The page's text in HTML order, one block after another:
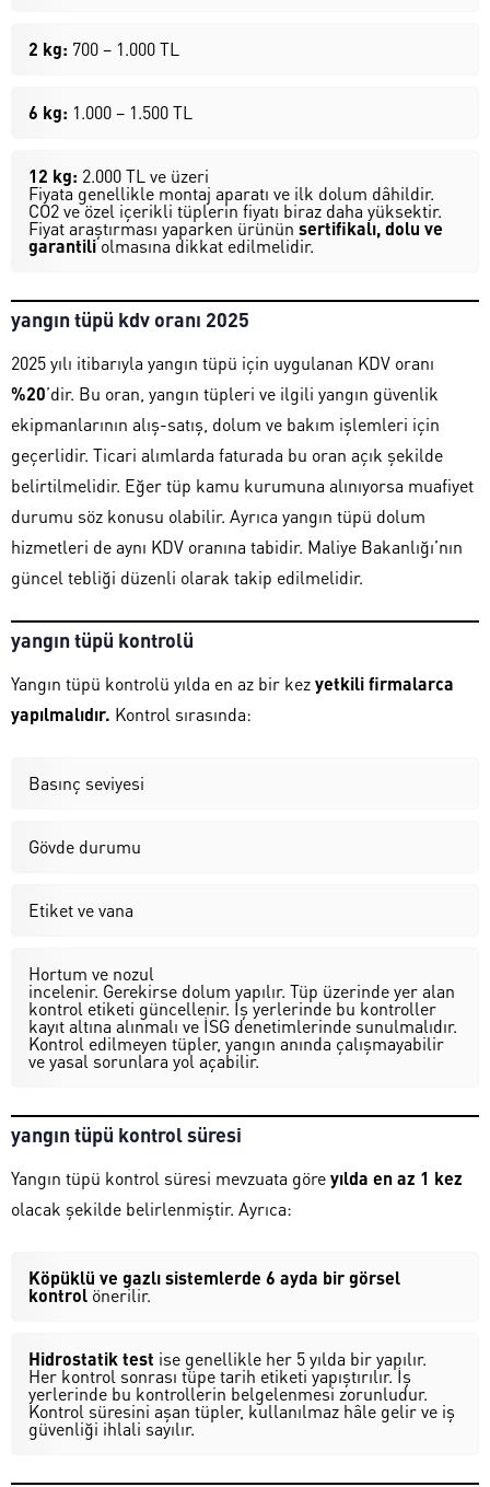
2 kg: 700 – 1.000 TL
6 kg: 1.000 – 1.500 TL
12 kg: 2.000 TL ve üzeri
Fiyata genellikle montaj aparatı ve ilk dolum dâhildir.
CO2 ve özel içerikli tüplerin fiyatı biraz daha yüksektir.
Fiyat araştırması yaparken ürünün sertifikalı, dolu ve
garantiliolmasına dikkat edilmelidir.
yangın tüpü kdv oranı 2025
2025 yılı itibarıyla yangın tüpü için uygulanan KDV oranı
%20’dir. Bu oran, yangın tüpleri ve ilgili yangın güvenlik
ekipmanlarının alış-satış, dolum ve bakım işlemleri için
geçerlidir. Ticari alımlarda faturada bu oran açık şekilde
belirtilmelidir. Eğer tüp kamu kurumuna alınıyorsa muafiyet
durumu söz konusu olabilir. Ayrıca yangın tüpü dolum
hizmetleri de aynı KDV oranına tabidir. Maliye Bakanlığı’nın
güncel tebliği düzenli olarak takip edilmelidir.
yangın tüpü kontrolü
Yangın tüpü kontrolü yılda en az bir kezyetkili firmalarca
yapılmalıdır. Kontrol sırasında:
Basınç seviyesi
Gövde durumu
Etiket ve vana
Hortum ve nozul
incelenir. Gerekirse dolum yapılır. Tüp üzerinde yer alan
kontrol etiketi güncellenir. İş yerlerinde bu kontroller
kayıt altına alınmalı ve İSG denetimlerinde sunulmalıdır.
Kontrol edilmeyen tüpler, yangın anında çalışmayabilir
ve yasal sorunlara yol açabilir.
yangın tüpü kontrol süresi
Yangın tüpü kontrol süresi mevzuata göreyılda en az 1 kez
olacak şekilde belirlenmiştir. Ayrıca:
Köpüklü ve gazlı sistemlerde 6 ayda bir görsel
kontrol önerilir.
Hidrostatik test ise genellikle her 5 yılda bir yapılır.
Her kontrol sonrası tüpe tarih etiketi yapıştırılır. İş
yerlerinde bu kontrollerin belgelenmesi zorunludur.
Kontrol süresini aşan tüpler, kullanılmaz hâle gelir ve iş
güvenliği ihlali sayılır.